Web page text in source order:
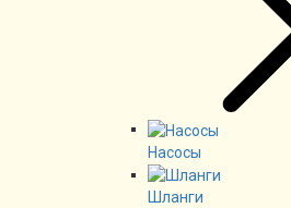
Насосы
Шланги